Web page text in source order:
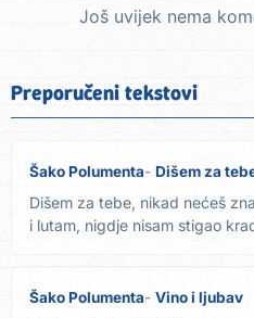
Još uvijek nema
Preporučeni tekstovi
Šako Polumenta Dišem za
Dišem za tebe, nikad nećeš
i lutam, nigdje nisam stigao
Šako Polumenta Vino i ljubav